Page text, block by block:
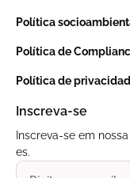
Política
Política de
Política de
Inscreva-se
Inscreva-se em
es.